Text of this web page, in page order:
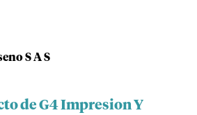
S A S
de G4 Impresion Y